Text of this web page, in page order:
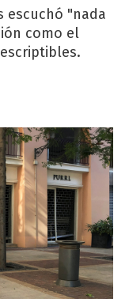
escuchó "nada
como el